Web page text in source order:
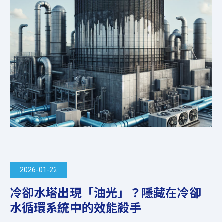
2026-01-22
冷卻水塔出現「油光」？隱藏在冷卻
水循環系統中的效能殺手